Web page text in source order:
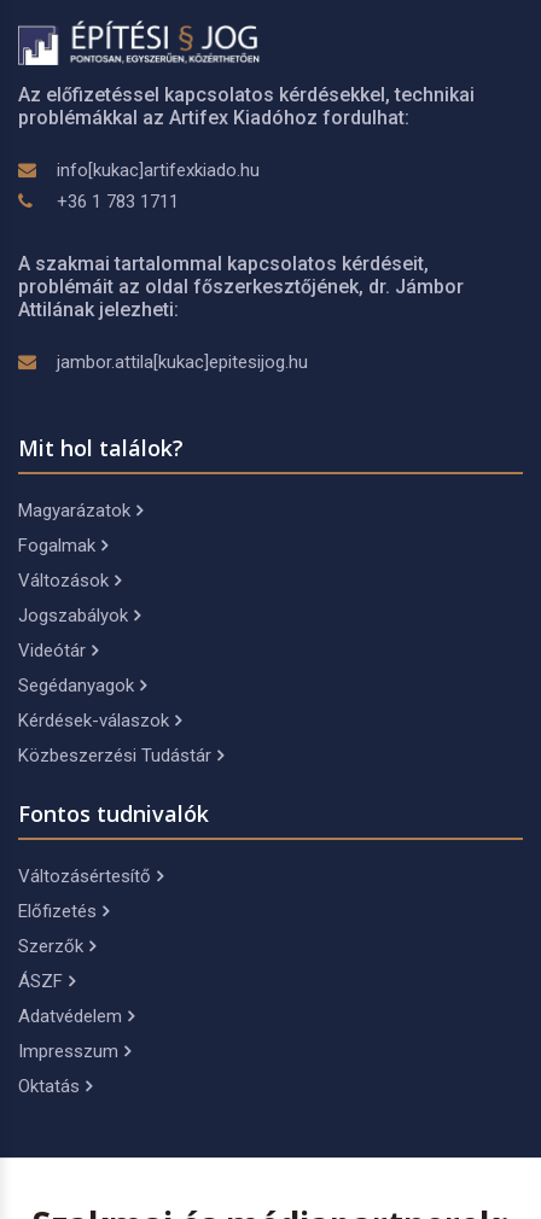
Az előfizetéssel kapcsolatos kérdésekkel, technikai
problémákkal az Artifex Kiadóhoz fordulhat:
info[kukac]artifexkiado.hu
+36 1 783 1711
A szakmai tartalommal kapcsolatos kérdéseit,
problémáit az oldal főszerkesztőjének, dr. Jámbor
Attilának jelezheti:
jambor.attila[kukac]epitesijog.hu
Mit hol találok?
Magyarázatok
Fogalmak
Változások
Jogszabályok
Videótár
Segédanyagok
Kérdések-válaszok
Közbeszerzési Tudástár
Fontos tudnivalók
Változásértesítő
Előfizetés
Szerzők
ÁSZF
Adatvédelem
Impresszum
Oktatás